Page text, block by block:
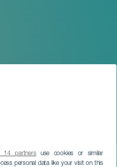
14 partnersuse cookies or similar
personal data like your visit on this